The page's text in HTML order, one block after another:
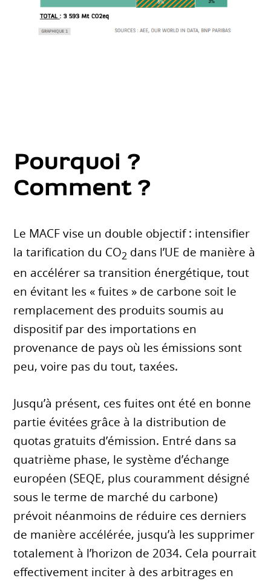
Pourquoi ?
Comment ?
Le MACF vise un double objectif : intensifier
la tarification du CO2 dans l’UE de manière à
en accélérer sa transition énergétique, tout
en évitant les « fuites » de carbone soit le
remplacement des produits soumis au
dispositif par des importations en
provenance de pays où les émissions sont
peu, voire pas du tout, taxées.
Jusqu’à présent, ces fuites ont été en bonne
partie évitées grâce à la distribution de
quotas gratuits d’émission. Entré dans sa
quatrième phase, le système d’échange
européen (SEQE, plus couramment désigné
sous le terme de marché du carbone)
prévoit néanmoins de réduire ces derniers
de manière accélérée, jusqu’à les supprimer
totalement à l’horizon de 2034. Cela pourrait
effectivement inciter à des arbitrages en